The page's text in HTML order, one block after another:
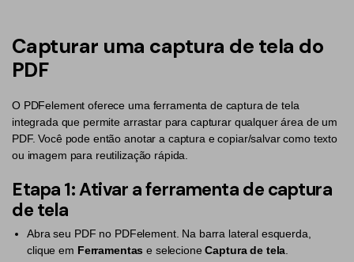
Word para PDF
Leitor de PDF com IA
Mais ferramentas online
Cloud
Cortar PDF
Formulário PDF
Assinar PDF
Assinar Legalmente
Dicas de negócios
Encontre mais tópicos
Soluções de PDF para
Educação
Jurídico
Capturar uma captura de tela do
PDF
O PDFelement oferece uma ferramenta de captura de tela
integrada que permite arrastar para capturar qualquer área de um
PDF. Você pode então anotar a captura e copiar/salvar como texto
ou imagem para reutilização rápida.
Etapa 1: Ativar a ferramenta de captura
de tela
Abra seu PDF no PDFelement. Na barra lateral esquerda,
clique em Ferramentas e selecioneCaptura de tela